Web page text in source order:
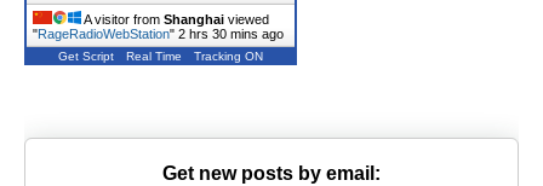
A visitor from Shanghai viewed
"RageRadioWebStation" 2 hrs 30 mins ago
Get Script Real Time Tracking ON
Get new posts by email: